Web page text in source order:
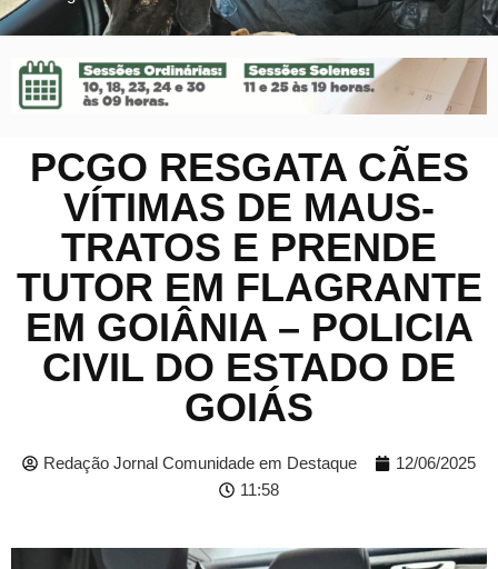
PCGO RESGATA CÃES
VÍTIMAS DE MAUS-
TRATOS E PRENDE
TUTOR EM FLAGRANTE
EM GOIÂNIA – POLICIA
CIVIL DO ESTADO DE
GOIÁS
Redação Jornal Comunidade em Destaque
12/06/2025
11:58